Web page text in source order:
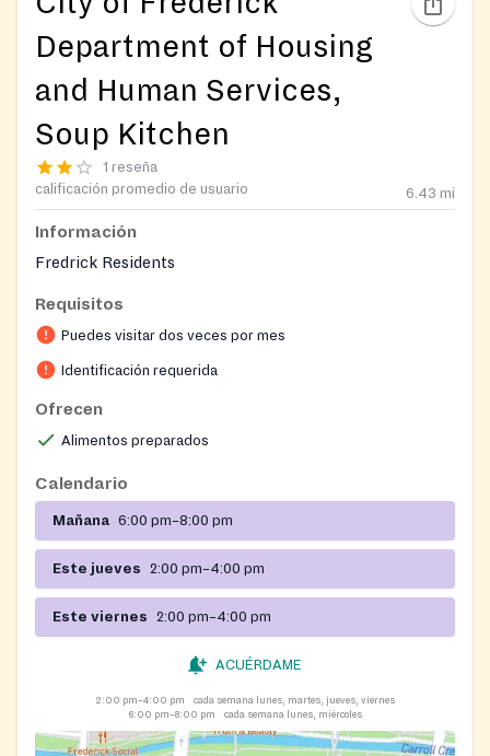
Department of Housing
and Human Services,
Soup Kitchen
1 reseña
calificación promedio de usuario
6.43 mi
Información
Fredrick Residents
Requisitos
Puedes visitar dos veces por mes
Identificación requerida
Ofrecen
Alimentos preparados
Calendario
Mañana 6:00 pm–8:00 pm
Este jueves 2:00 pm–4:00 pm
Este viernes 2:00 pm–4:00 pm
ACUÉRDAME
2:00 pm–4:00 pm
cada semana lunes, martes, jueves, viernes
6:00 pm–8:00 pm
cada semana lunes, miércoles